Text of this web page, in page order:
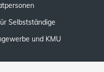
Selbstständige
und KMU